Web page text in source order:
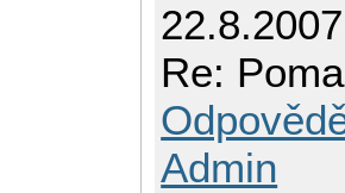
Re:
Admin